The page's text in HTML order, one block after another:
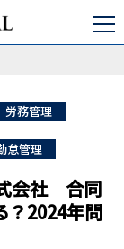
】施行目前！どうす
労務管理
怠管理
会社 合同
？2024年問